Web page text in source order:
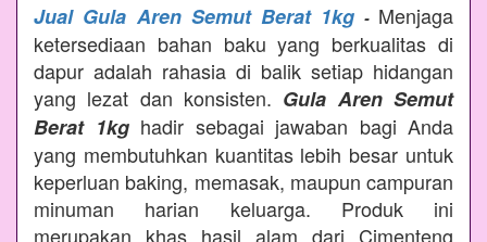
Jual Gula Aren Semut Berat 1kg - Menjaga
ketersediaan bahan baku yang berkualitas di
dapur adalah rahasia di balik setiap hidangan
yang lezat dan konsisten. Gula Aren Semut
Berat 1kghadir sebagai jawaban bagi Anda
yang membutuhkan kuantitas lebih besar untuk
keperluan baking, memasak, maupun campuran
minuman harian keluarga. Produk ini
merupakan khas hasil alam dari Cimenteng